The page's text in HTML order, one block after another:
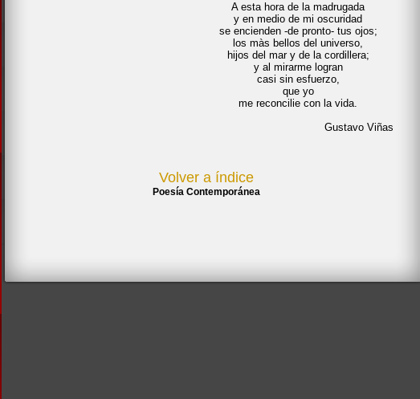
A esta hora de la madrugada
y en medio de mi oscuridad
se encienden -de pronto- tus ojos;
los màs bellos del universo,
hijos del mar y de la cordillera;
y al mirarme logran
casi sin esfuerzo,
que yo
me reconcilie con la vida.
Gustavo Viñas
Volver a índice
Poesía Contemporánea